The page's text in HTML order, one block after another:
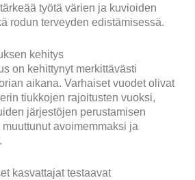
työtä värien ja kuvioiden
rodun terveyden edistämisessä.
kehitys
on kehittynyt merkittävästi
aikana. Varhaiset vuodet olivat
tiukkojen rajoitusten vuoksi,
järjestöjen perustamisen
avoimemmaksi ja
kasvattajat testaavat